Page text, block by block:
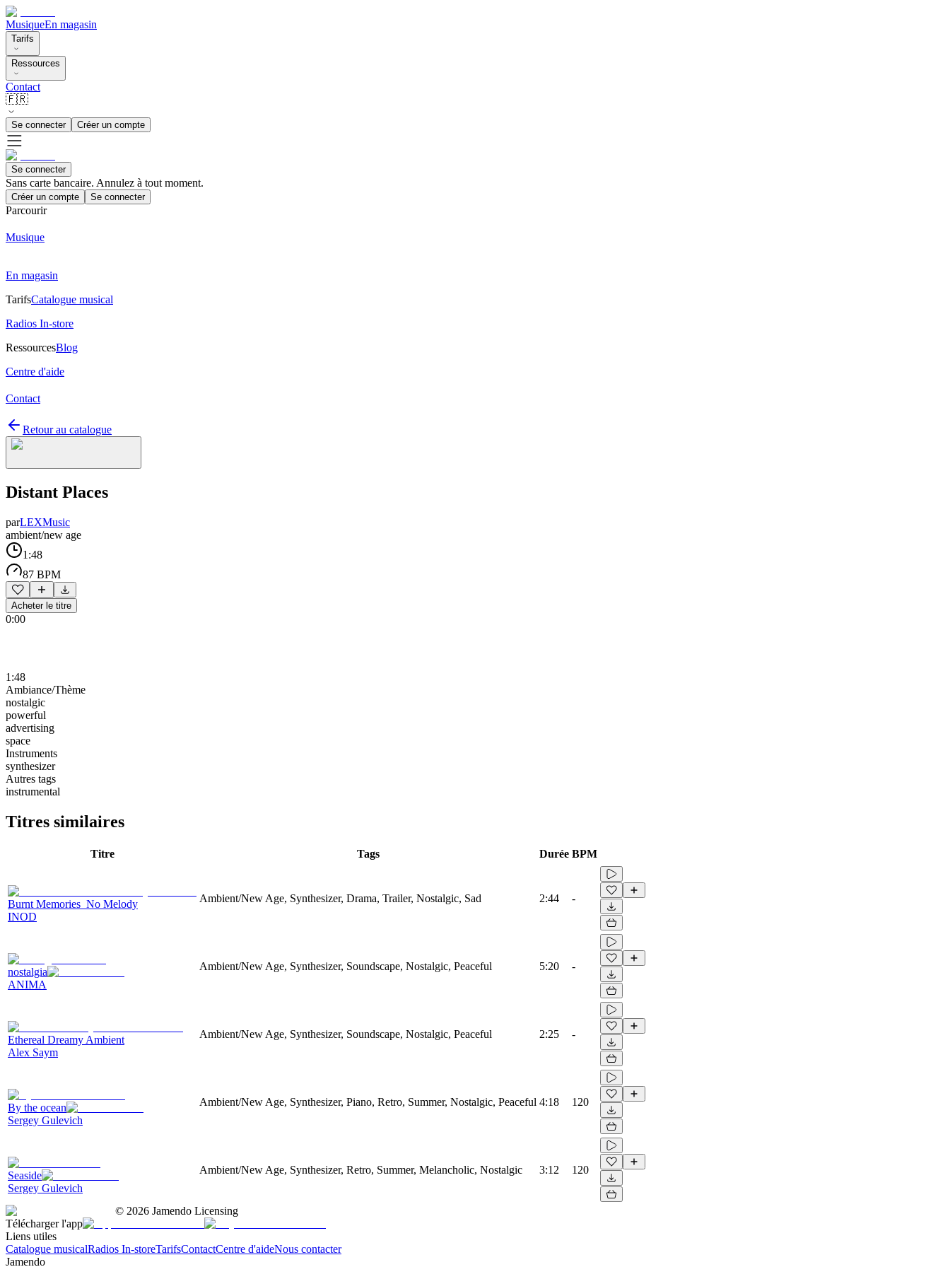
MusiqueEn magasin
Tarifs
Ressources
Contact
🇫🇷
Se connecter Créer un compte
Se connecter
Sans carte bancaire. Annulez à tout moment.
Créer un compte Se connecter
Parcourir
Musique
En magasin
TarifsCatalogue musical
Radios In-store
RessourcesBlog
Centre d'aide
Contact
Retour au catalogue
Distant Places
parLEXMusic
ambient/new age
1:48
87 BPM
Acheter le titre
0:00
1:48
Ambiance/Thème
nostalgic
powerful
advertising
space
Instruments
synthesizer
Autres tags
instrumental
Titres similaires
Titre Tags Durée BPM
Burnt Memories_No Melody
INOD
Ambient/New Age, Synthesizer, Drama, Trailer, Nostalgic, Sad 2:44 -
nostalgia
ANIMA
Ambient/New Age, Synthesizer, Soundscape, Nostalgic, Peaceful 5:20 -
Ethereal Dreamy Ambient
Alex Saym
Ambient/New Age, Synthesizer, Soundscape, Nostalgic, Peaceful 2:25 -
By the ocean
Sergey Gulevich
Ambient/New Age, Synthesizer, Piano, Retro, Summer, Nostalgic, Peaceful 4:18 120
Seaside
Sergey Gulevich
Ambient/New Age, Synthesizer, Retro, Summer, Melancholic, Nostalgic 3:12 120
© 2026 Jamendo Licensing
Télécharger l'app
Liens utiles
Catalogue musicalRadios In-storeTarifsContactCentre d'aideNous contacter
Jamendo